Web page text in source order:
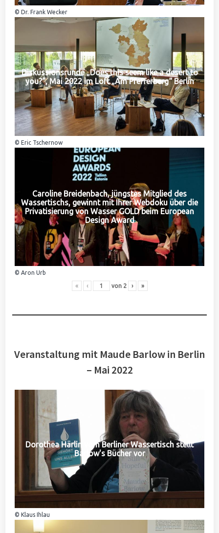
© Dr. Frank Wecker
Diskussionsrunde „Does this seem like a desert to
you?“, Mai 2022 im Loft „Am Pfefferberg“ Berlin
© Eric Tschernow
Caroline Breidenbach, jüngstes Mitglied des
Wassertischs, gewinnt mit Ihrer Webdoku über die
Privatisierung von Wasser GOLD beim European
Design Award
© Aron Urb
« ‹ von 2 › »
Veranstaltung mit Maude Barlow in Berlin
– Mai 2022
Dorothea Härlin vom Berliner Wassertisch stellt
Barlow's Bücher vor
© Klaus Ihlau